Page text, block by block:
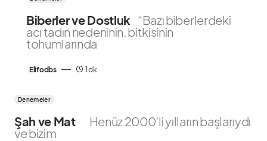
Biberler ve Dostluk “Bazı biberlerdeki
acı tadın nedeninin, bitkisinin
tohumlarında
Elifodbs 1 dk
Denemeler
Şah ve Mat
Henüz 2000’li yılların başlarıydı
ve bizim